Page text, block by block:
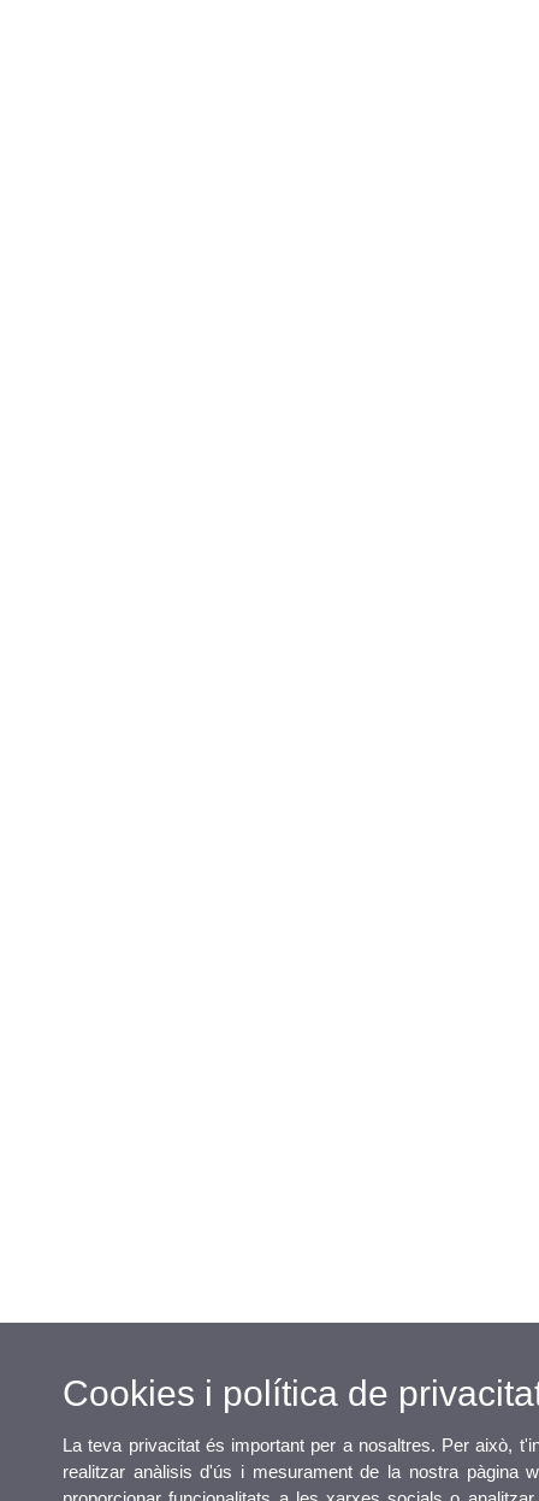
Cookies i política de
La teva privacitat és important per a nosaltres. Per això,
realitzar anàlisis d'ús i mesurament de la nostra pàgina